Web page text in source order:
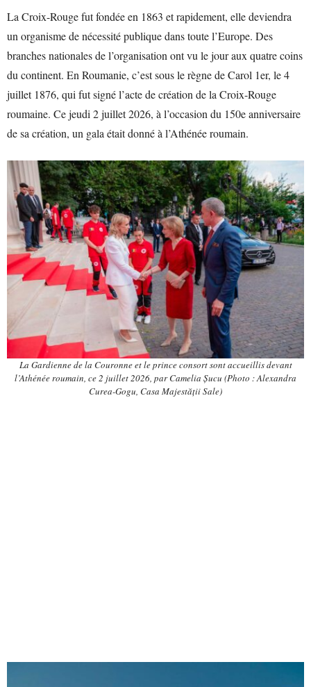
La Croix-Rouge fut fondée en 1863 et rapidement, elle deviendra
un organisme de nécessité publique dans toute l’Europe. Des
branches nationales de l’organisation ont vu le jour aux quatre coins
du continent. En Roumanie, c’est sous le règne de Carol 1er, le 4
juillet 1876, qui fut signé l’acte de création de la Croix-Rouge
roumaine. Ce jeudi 2 juillet 2026, à l’occasion du 150e anniversaire
de sa création, un gala était donné à l’Athénée roumain.
La Gardienne de la Couronne et le prince consort sont accueillis devant
l’Athénée roumain, ce 2 juillet 2026, par Camelia Șucu (Photo : Alexandra
Curea-Gogu, Casa Majestății Sale)